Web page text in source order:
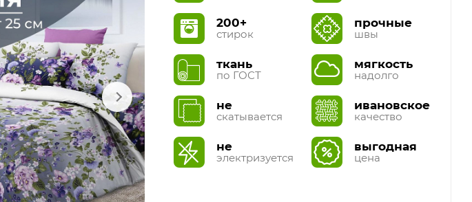
200+
стирок
ткань
по ГОСТ
не
скатывается
не
электризуется
прочные
швы
мягкость
надолго
ивановское
качество
выгодная
цена